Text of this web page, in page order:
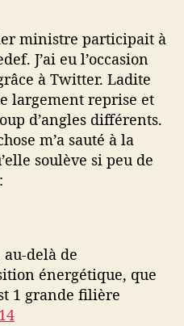
ministre participait à
J’ai eu l’occasion
à Twitter. Ladite
largement reprise et
d’angles différents.
m’a sauté à la
soulève si peu de
au-delà de
énergétique, que
1 grande filière